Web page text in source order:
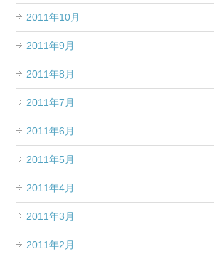
2011年10月
2011年9月
2011年8月
2011年7月
2011年6月
2011年5月
2011年4月
2011年3月
2011年2月